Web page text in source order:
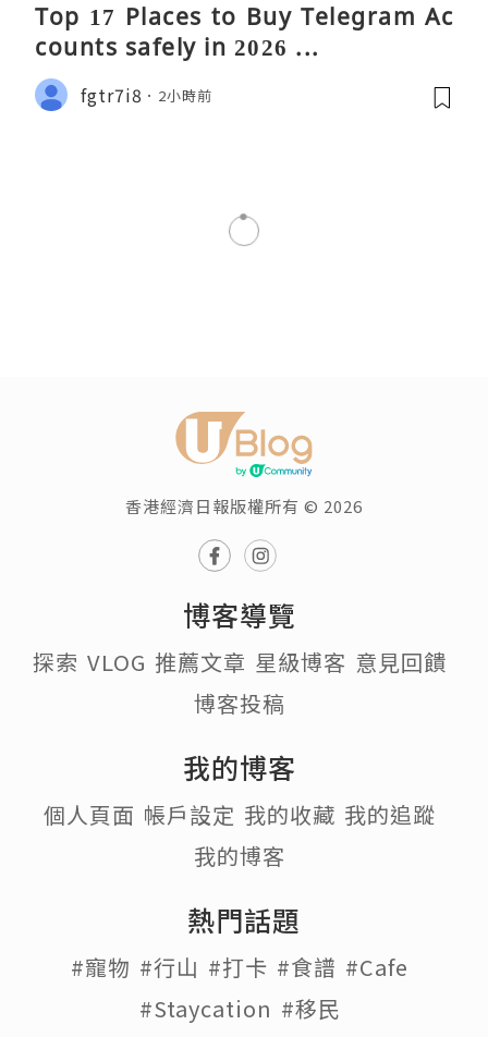
Top 17 Places to Buy Telegram Ac
counts safely in 2026 ...
fgtr7i8 2小時前
小店/打卡able/減肥都食得?!
白日夢女生Nuts
發佈於 2023.09.08
食過嘅強糕真係10隻手指都數唔晒！每次
揀蛋糕都會想試下新嘢，但同事又好驚中
伏….今日就嚟同大家分享下最近食過，3款
非常值得推介俾大家嘅蛋糕！